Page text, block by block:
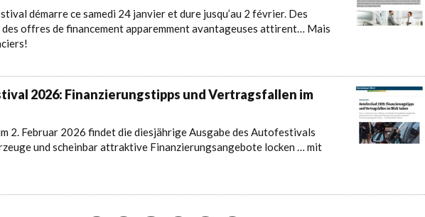
démarre ce samedi 24 janvier et dure jusqu’au 2 février. Des
offres de financement apparemment avantageuses attirent… Mais
2026: Finanzierungstipps und Vertragsfallen im
2. Februar 2026 findet die diesjährige Ausgabe des Autofestivals
und scheinbar attraktive Finanzierungsangebote locken … mit